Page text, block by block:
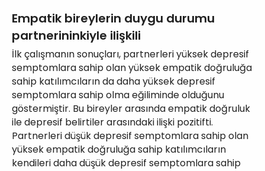
Empatik bireylerin duygu durumu
partnerininkiyle ilişkili
İlk çalışmanın sonuçları, partnerleri yüksek depresif
semptomlara sahip olan yüksek empatik doğruluğa
sahip katılımcıların da daha yüksek depresif
semptomlara sahip olma eğiliminde olduğunu
göstermiştir. Bu bireyler arasında empatik doğruluk
ile depresif belirtiler arasındaki ilişki pozitifti.
Partnerleri düşük depresif semptomlara sahip olan
yüksek empatik doğruluğa sahip katılımcıların
kendileri daha düşük depresif semptomlara sahip